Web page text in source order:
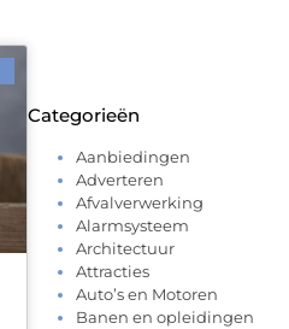
Categorieën
Aanbiedingen
Adverteren
Afvalverwerking
Alarmsysteem
Architectuur
Attracties
Auto’s en Motoren
Banen en opleidingen